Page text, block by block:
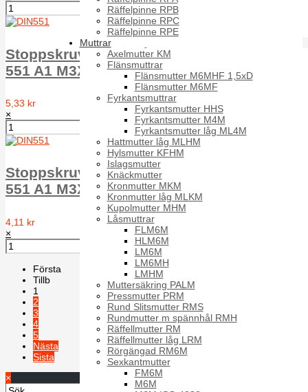
Räffelpinne RPB
Räffelpinne RPC
Räffelpinne RPE
Muttrar
Axelmutter KM
Flänsmuttrar
Flänsmutter M6MHF 1,5xD
Flänsmutter M6MF
Fyrkantsmuttrar
Fyrkantsmutter HHS
Fyrkantsmutter M4M
Fyrkantsmutter låg ML4M
Hattmutter låg MLHM
Hylsmutter KFHM
Islagsmutter
Knäckmutter
Kronmutter MKM
Kronmutter låg MLKM
Kupolmutter MHM
Låsmuttrar
FLM6M
HLM6M
LM6M
LM6MH
LMHM
Muttersäkring PALM
Pressmutter PRM
Rund Slitsmutter RMS
Rundmutter m spännhål RMH
Räffellmutter RM
Räffellmutter låg LRM
Rörgängad RM6M
Sexkantmutter
FM6M
M6M
Stoppskruv med spår plan ände MPSS DIN
551 A1 M3X12
5,33 kr
×
Stoppskruv med spår plan ände MPSS DIN
551 A1 M3X16
4,11 kr
×
Första
Tillb
1
2
3
4
5
Nästa
Sista
×